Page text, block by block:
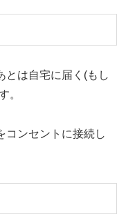
とは自宅に届く(もし
。
コンセントに接続し